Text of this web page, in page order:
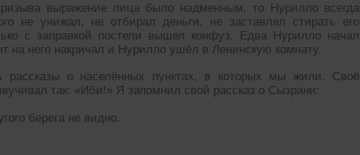
выражение лица было надменным, то Нурилло всегда
не унижал, не отбирал деньги, не заставлял стирать его
с заправкой постели вышел конфуз. Едва Нурилло начал
на него накричал и Нурилло ушёл в Ленинскую комнату.
о населённых пунктах, в которых мы жили. Своё
так: «Иби!» Я запомнил свой рассказ о Сызрани:
берега не видно.